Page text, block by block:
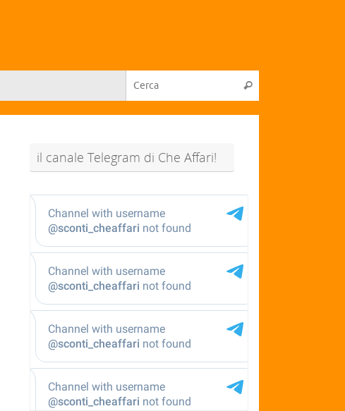
il canale Telegram di Che Affari!